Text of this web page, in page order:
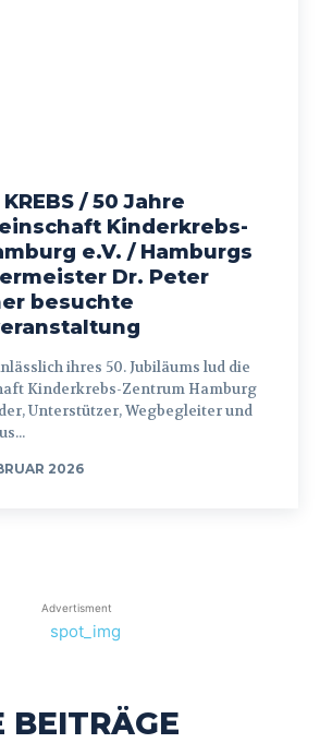
KREBS / 50 Jahre
Kinderkrebs-
e.V. / Hamburgs
Dr. Peter
besuchte
Kinderkrebs-Zentrum Hamburg
Unterstützer, Wegbegleiter und
2026
Advertisment
BEITRÄGE